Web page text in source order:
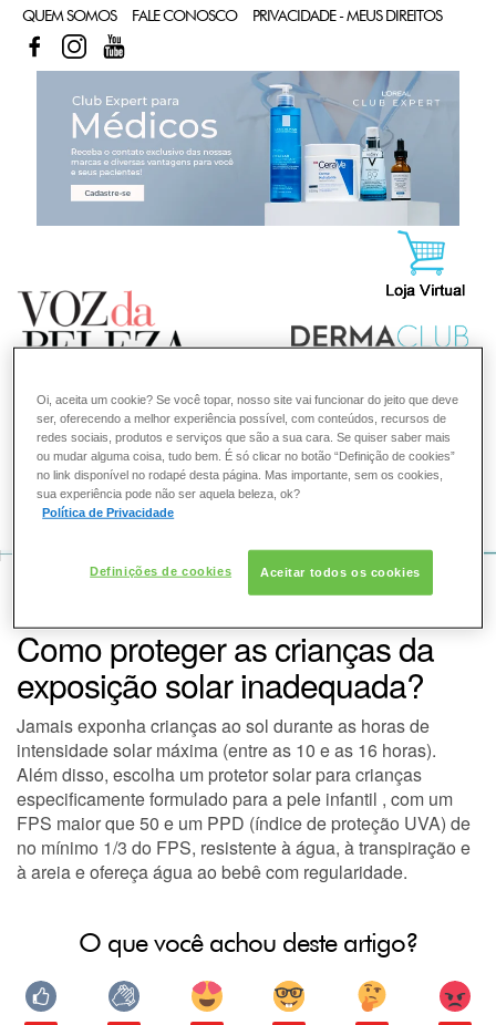
QUEM SOMOS FALE CONOSCO PRIVACIDADE - MEUS DIREITOS
FACEBOOKINSTAGRAM
COMO POSSO AJUDAR? DÚVIDAS SOBRE:
DERMACLUB
CONSULTORIA DE PRODUTOS SKINCEUTICALS
Como proteger as crianças da
exposição solar inadequada?
Jamais exponha crianças ao sol durante as horas de
intensidade solar máxima (entre as 10 e as 16 horas).
Além disso, escolha um protetor solar para crianças
especificamente formulado para a pele infantil , com um
FPS maior que 50 e um PPD (índice de proteção UVA) de
no mínimo 1/3 do FPS, resistente à água, à transpiração e
à areia e ofereça água ao bebê com regularidade.
O que você achou deste artigo?
Oi, aceita um cookie? Se você topar, nosso site vai funcionar do jeito que deve
ser, oferecendo a melhor experiência possível, com conteúdos, recursos de
redes sociais, produtos e serviços que são a sua cara. Se quiser saber mais
ou mudar alguma coisa, tudo bem. É só clicar no botão “Definição de cookies”
no link disponível no rodapé desta página. Mas importante, sem os cookies,
sua experiência pode não ser aquela beleza, ok?
Política de Privacidade
Definições de cookies Aceitar todos os cookies